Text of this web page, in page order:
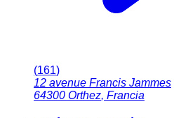
(161)
12 avenue Francis Jammes
64300 Orthez, Francia